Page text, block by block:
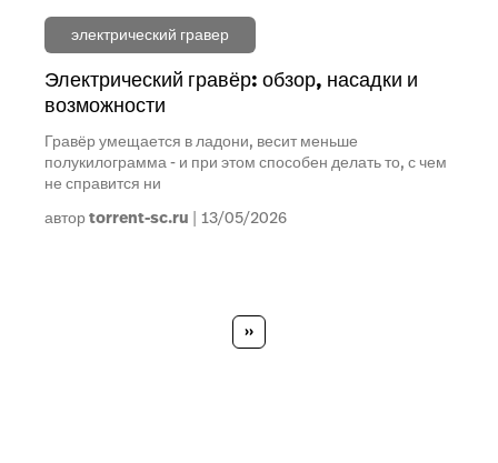
электрический гравер
Электрический гравёр: обзор, насадки и
возможности
Гравёр умещается в ладони, весит меньше
полукилограмма - и при этом способен делать то, с чем
не справится ни
авторtorrent-sc.ru 13/05/2026
страниц
Следующая
страница
››